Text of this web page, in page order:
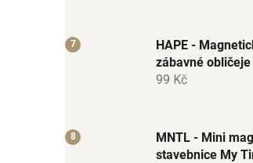
HAPE -
zábavné obličeje
99 Kč
MNTL - Mini
stavebnice My